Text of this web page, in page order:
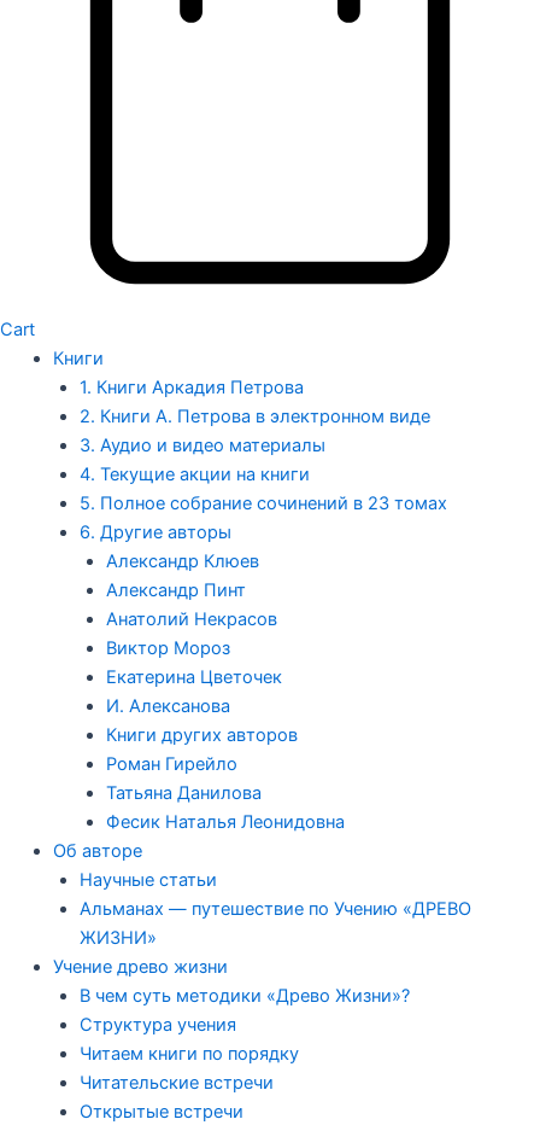
Cart
Книги
1. Книги Аркадия Петрова
2. Книги А. Петрова в электронном виде
3. Аудио и видео материалы
4. Текущие акции на книги
5. Полное собрание сочинений в 23 томах
6. Другие авторы
Александр Клюев
Александр Пинт
Анатолий Некрасов
Виктор Мороз
Екатерина Цветочек
И. Алексанова
Книги других авторов
Роман Гирейло
Татьяна Данилова
Фесик Наталья Леонидовна
Об авторе
Научные статьи
Альманах — путешествие по Учению «ДРЕВО
ЖИЗНИ»
Учение древо жизни
В чем суть методики «Древо Жизни»?
Структура учения
Читаем книги по порядку
Читательские встречи
Открытые встречи